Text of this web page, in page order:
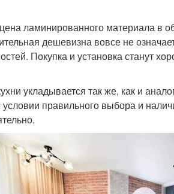
ламинированного материала в
дешевизна вовсе не
Покупка и установка станут
укладывается так же, как и
условии правильного выбора и